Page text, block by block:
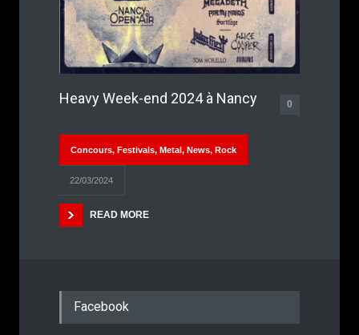
Heavy Week-end 2024 à Nancy 0
Concours, Festivals, Metal , News, Rock
22/03/2024
READ MORE
Facebook